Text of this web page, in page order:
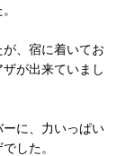
、宿に着いてお
が出来ていまし
に、力いっぱい
した。